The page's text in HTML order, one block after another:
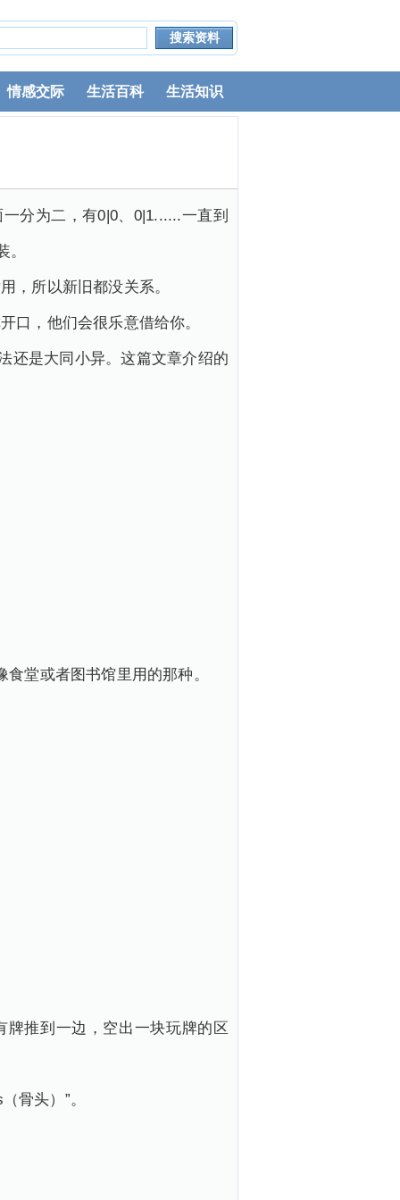
情感交际 生活百科 生活知识
分为二，有0|0、0|1......一直到
，所以新旧都没关系。
口，他们会很乐意借给你。
还是大同小异。这篇文章介绍的
堂或者图书馆里用的那种。
推到一边，空出一块玩牌的区
骨头）”。